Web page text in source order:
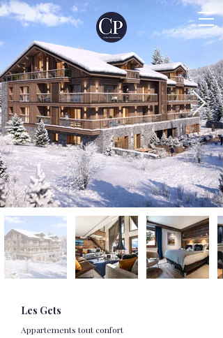
Les Gets
Appartements tout confort